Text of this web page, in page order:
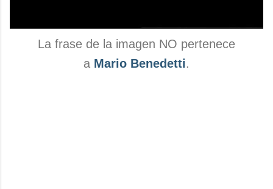
La frase de la imagen NO pertenece
a Mario Benedetti.